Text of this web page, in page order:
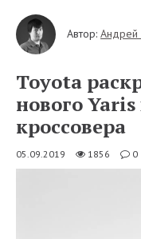
Автор: Андрей
Toyota
нового
кроссовера
05.09.2019 1856 0